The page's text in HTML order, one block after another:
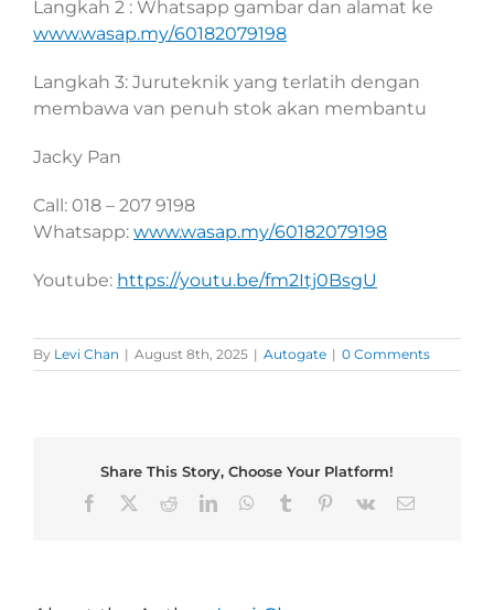
Langkah 2 : Whatsapp gambar dan alamat ke
www.wasap.my/60182079198
Langkah 3: Juruteknik yang terlatih dengan
membawa van penuh stok akan membantu
Jacky Pan
Call: 018 – 207 9198
Whatsapp: www.wasap.my/60182079198
Youtube: https://youtu.be/fm2Itj0BsgU
By Levi Chan | August 8th, 2025 | Autogate | 0 Comments
Share This Story, Choose Your Platform!
Facebook
RedditLinkedInWhatsApp
Tumblr Pinterest
Vk Email